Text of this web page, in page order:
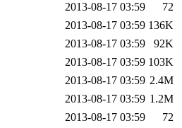
2013-08-17 03:59
72
2013-08-17 03:59 136K
2013-08-17 03:59
92K
2013-08-17 03:59 103K
2013-08-17 03:59 2.4M
2013-08-17 03:59 1.2M
2013-08-17 03:59
72